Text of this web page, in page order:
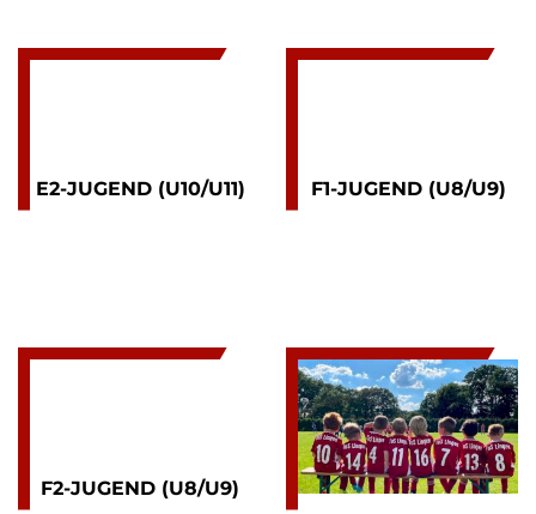
E2-JUGEND (U10/U11) F1-JUGEND (U8/U9)
F2-JUGEND (U8/U9)